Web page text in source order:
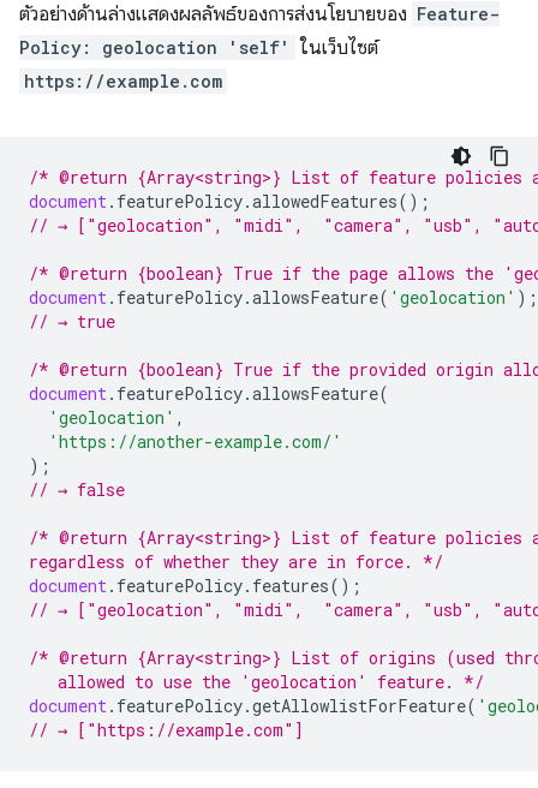
ตัวอย่างด้านล่างแสดงผลลัพธ์ของการส่งนโยบายของ Feature-
Policy: geolocation 'self' ในเว็บไซต์
https://example.com
/* @return {Array<string>} List of feature policies
document. featurePolicy.allowedFeatures();
// → ["geolocation", "midi",  "camera", "usb",
/* @return {boolean} True if the page allows the
document. featurePolicy.allowsFeature( 'geolocation' );
// → true
/* @return {boolean} True if the provided origin
document. featurePolicy.allowsFeature(
'geolocation' ,
'https://another-example.com/'
);
// → false
/* @return {Array<string>} List of feature policies
regardless of whether they are in force. */
document. featurePolicy. features();
// → ["geolocation", "midi",  "camera", "usb",
/* @return {Array<string>} List of origins (used
   allowed to use the 'geolocation' feature. */
document. featurePolicy.getAllowlistForFeature(
// → ["https://example.com"]